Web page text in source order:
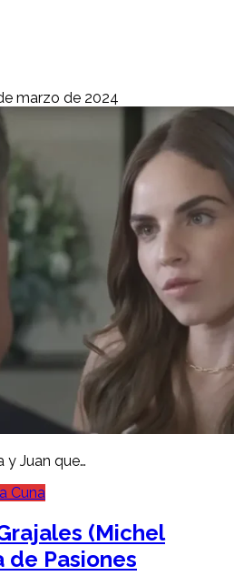
marzo de 2024
y Juan que…
Cuna
(Michel
de Pasiones